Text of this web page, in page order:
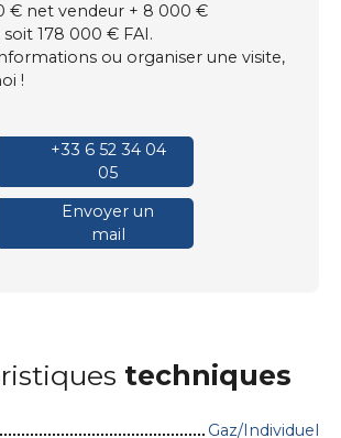
€ net vendeur + 8 000 €
178 000 € FAI.
ou organiser une visite,
!
+33 6 52 34 04
05
Envoyer un
mail
techniques
Gaz/Individuel